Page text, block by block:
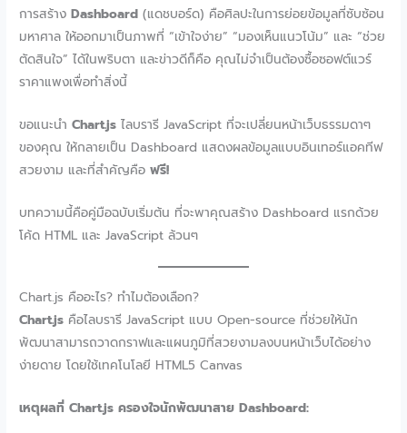
การสร้างDashboard (แดชบอร์ด) คือศิลปะในการย่อยข้อมูลที่ซับซ้อน
มหาศาล ให้ออกมาเป็นภาพที่ “เข้าใจง่าย” “มองเห็นแนวโน้ม” และ “ช่วย
ตัดสินใจ” ได้ในพริบตา และข่าวดีก็คือ คุณไม่จำเป็นต้องซื้อซอฟต์แวร์
ราคาแพงเพื่อทำสิ่งนี้
ขอแนะนำChart.js ไลบรารี JavaScript ที่จะเปลี่ยนหน้าเว็บธรรมดาๆ
ของคุณ ให้กลายเป็น Dashboard แสดงผลข้อมูลแบบอินเทอร์แอคทีฟ
สวยงาม และที่สำคัญคือฟรี!
บทความนี้คือคู่มือฉบับเริ่มต้น ที่จะพาคุณสร้าง Dashboard แรกด้วย
โค้ด HTML และ JavaScript ล้วนๆ
Chart.js คืออะไร? ทำไมต้องเลือก?
Chart.js คือไลบรารี JavaScript แบบ Open-source ที่ช่วยให้นัก
พัฒนาสามารถวาดกราฟและแผนภูมิที่สวยงามลงบนหน้าเว็บได้อย่าง
ง่ายดาย โดยใช้เทคโนโลยี HTML5 Canvas
เหตุผลที่ Chart.js ครองใจนักพัฒนาสาย Dashboard: